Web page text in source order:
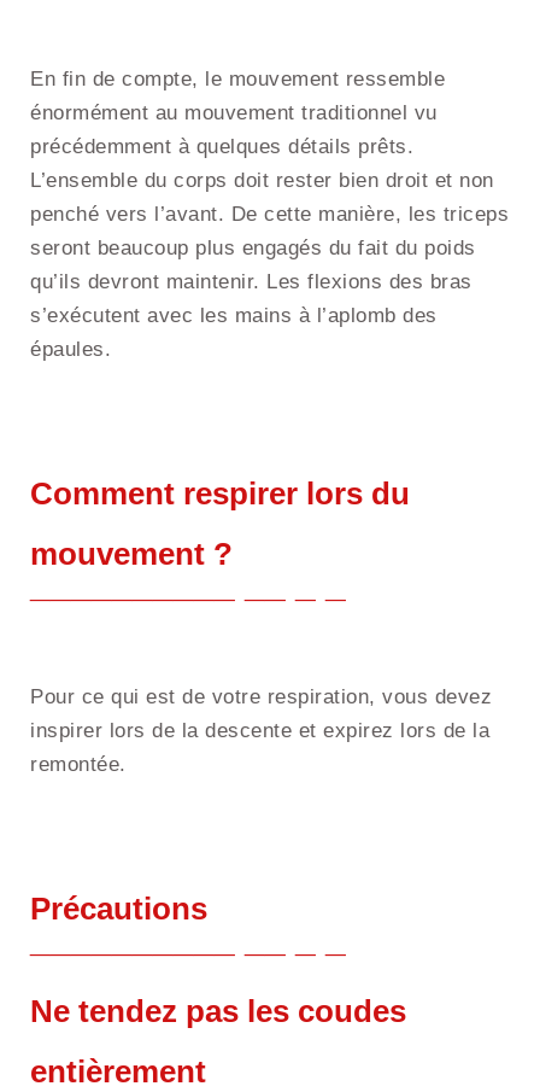
En fin de compte, le mouvement ressemble
énormément au mouvement traditionnel vu
précédemment à quelques détails prêts.
L’ensemble du corps doit rester bien droit et non
penché vers l’avant. De cette manière, les triceps
seront beaucoup plus engagés du fait du poids
qu’ils devront maintenir. Les flexions des bras
s’exécutent avec les mains à l’aplomb des
épaules.
Comment respirer lors du
mouvement ?
Pour ce qui est de votre respiration, vous devez
inspirer lors de la descente et expirez lors de la
remontée.
Précautions
Ne tendez pas les coudes
entièrement